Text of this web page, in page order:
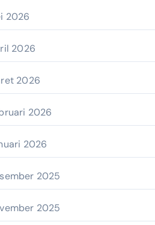
2026
2026
2026
2026
2026
2025
2025